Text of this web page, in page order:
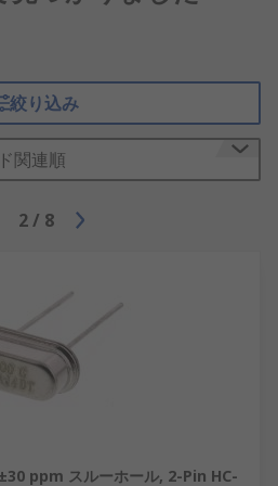
絞り込み
関連順
2 / 8
ppm スルーホール, 2-Pin HC-